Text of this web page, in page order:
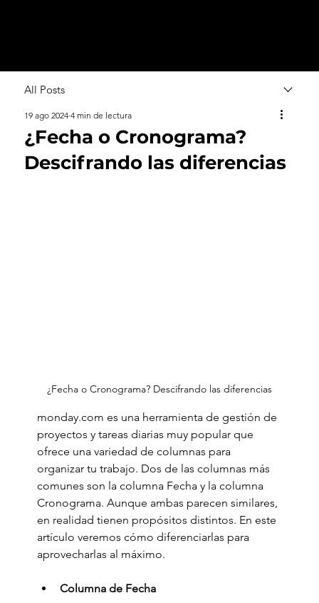
All Posts
¿Fecha o Cronograma?
Descifrando las diferencias
19 ago 2024 4 min de lectura
¿Fecha o Cronograma? Descifrando las diferencias
monday.com es una herramienta de gestión de
proyectos y tareas diarias muy popular que
ofrece una variedad de columnas para
organizar tu trabajo. Dos de las columnas más
comunes son la columna Fecha y la columna
Cronograma. Aunque ambas parecen similares,
en realidad tienen propósitos distintos. En este
artículo veremos cómo diferenciarlas para
aprovecharlas al máximo.
Columna de Fecha